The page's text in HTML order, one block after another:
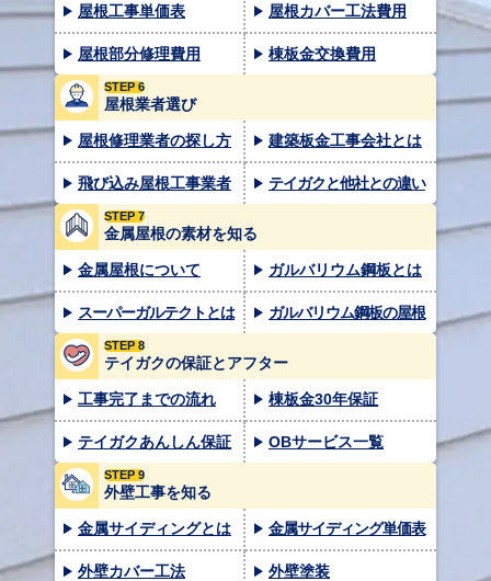
屋根工事単価表 屋根カバー工法費用
屋根部分修理費用 棟板金交換費用
STEP 6
屋根業者選び
屋根修理業者の探し方 建築板金工事会社とは
飛び込み屋根工事業者 テイガクと他社との違い
STEP 7
金属屋根の素材を知る
金属屋根について ガルバリウム鋼板とは
スーパーガルテクトとは ガルバリウム鋼板の屋根
STEP 8
テイガクの保証とアフター
工事完了までの流れ 棟板金30年保証
テイガクあんしん保証 OBサービス一覧
STEP 9
外壁工事を知る
金属サイディングとは 金属サイディング単価表
外壁カバー工法 外壁塗装